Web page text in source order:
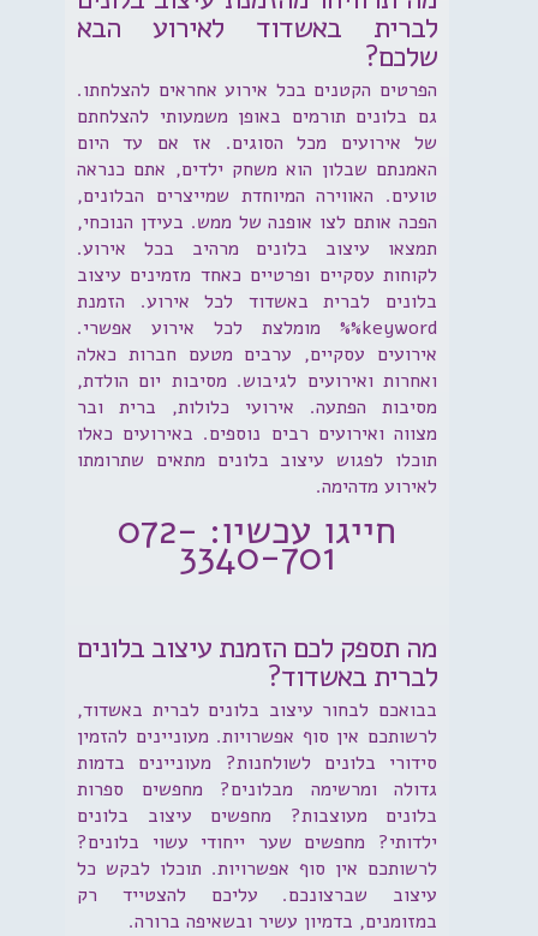
לברית באשדוד לאירוע הבא
שלכם?
הפרטים הקטנים בכל אירוע אחראים להצלחתו.
גם בלונים תורמים באופן משמעותי להצלחתם
של אירועים מכל הסוגים. אז אם עד היום
האמנתם שבלון הוא משחק ילדים, אתם כנראה
טועים. האווירה המיוחדת שמייצרים הבלונים,
הפכה אותם לצו אופנה של ממש. בעידן הנוכחי,
תמצאו עיצוב בלונים מרהיב בכל אירוע.
לקוחות עסקיים ופרטיים כאחד מזמינים עיצוב
בלונים לברית באשדוד לכל אירוע. הזמנת
keyword%% מומלצת לכל אירוע אפשרי.
אירועים עסקיים, ערבים מטעם חברות כאלה
ואחרות ואירועים לגיבוש. מסיבות יום הולדת,
מסיבות הפתעה. אירועי כלולות, ברית ובר
מצווה ואירועים רבים נוספים. באירועים כאלו
תוכלו לפגוש עיצוב בלונים מתאים שתרומתו
לאירוע מדהימה.
חייגו עכשיו: 072-
3340-701
מה תספק לכם הזמנת עיצוב בלונים
לברית באשדוד?
בבואכם לבחור עיצוב בלונים לברית באשדוד,
לרשותכם אין סוף אפשרויות. מעוניינים להזמין
סידורי בלונים לשולחנות? מעוניינים בדמות
גדולה ומרשימה מבלונים? מחפשים ספרות
בלונים מעוצבות? מחפשים עיצוב בלונים
ילדותי? מחפשים שער ייחודי עשוי בלונים?
לרשותכם אין סוף אפשרויות. תוכלו לבקש כל
עיצוב שברצונכם. עליכם להצטייד רק
במזומנים, בדמיון עשיר ובשאיפה ברורה.